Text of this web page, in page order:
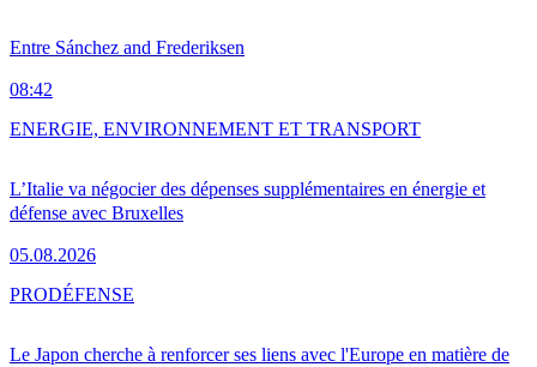
Entre Sánchez and Frederiksen
08:42
L’Italie va négocier des dépenses supplémentaires en énergie et
défense avec Bruxelles
05.08.2026
ENERGIE, ENVIRONNEMENT ET TRANSPORT
Le Japon cherche à renforcer ses liens avec l'Europe en matière de
PRODÉFENSE